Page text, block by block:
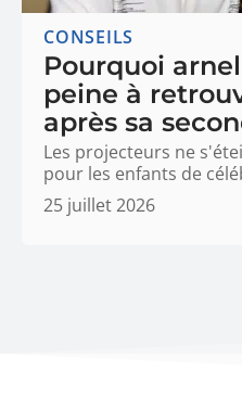
CONSEILS
Pourquoi
peine à
après sa
Les projecteurs ne
pour les enfants de
25 juillet 2026